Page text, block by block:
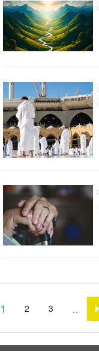
1 2 3 ..